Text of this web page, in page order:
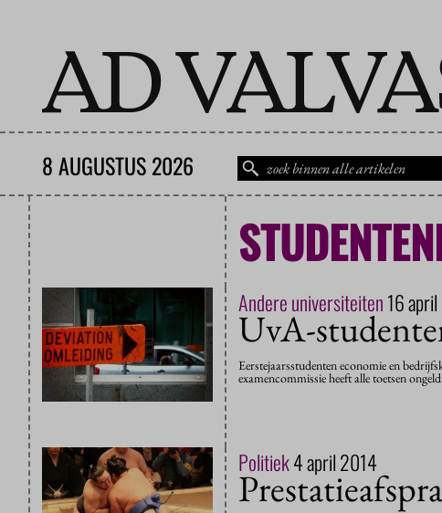
8 AUGUSTUS 2026
Andere universiteiten16
UvA-
Eerstejaarsstudenten economie en
examencommissie heeft alle toetsen
Politiek4 april 2014